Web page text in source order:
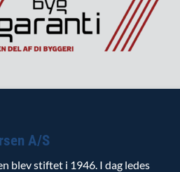
A/S
blev stiftet i 1946. I dag ledes